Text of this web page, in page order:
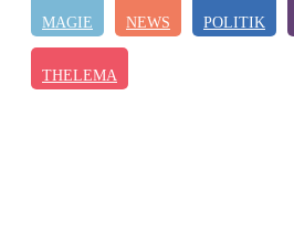
MAGIE NEWS POLITIK
THELEMA